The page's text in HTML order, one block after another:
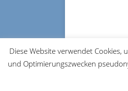
© 2026 FRM-TV
Diese Website verwendet
und Optimierungszwecken